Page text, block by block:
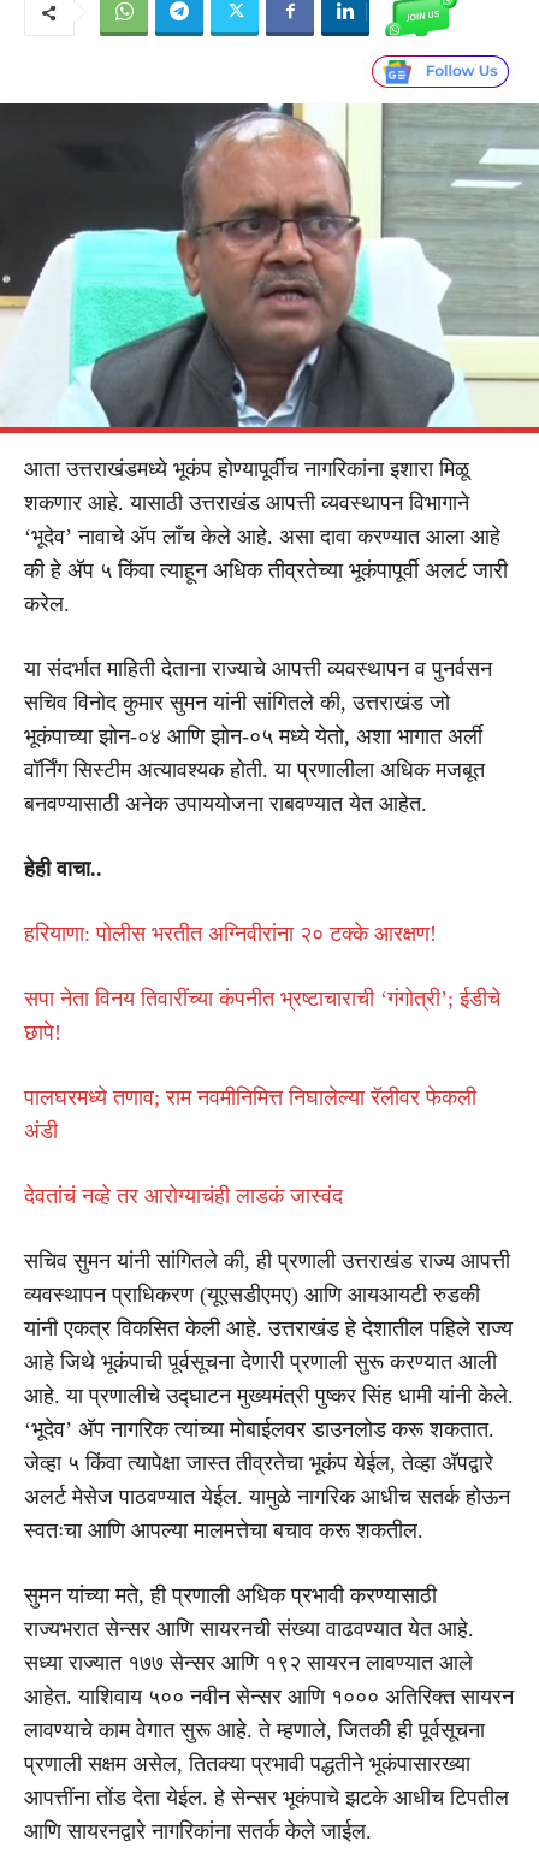
आता उत्तराखंडमध्ये भूकंप होण्यापूर्वीच नागरिकांना इशारा मिळू
शकणार आहे. यासाठी उत्तराखंड आपत्ती व्यवस्थापन विभागाने
‘भूदेव’ नावाचे अ‍ॅप लाँच केले आहे. असा दावा करण्यात आला आहे
की हे अ‍ॅप ५ किंवा त्याहून अधिक तीव्रतेच्या भूकंपापूर्वी अलर्ट जारी
करेल.
या संदर्भात माहिती देताना राज्याचे आपत्ती व्यवस्थापन व पुनर्वसन
सचिव विनोद कुमार सुमन यांनी सांगितले की, उत्तराखंड जो
भूकंपाच्या झोन-०४ आणि झोन-०५ मध्ये येतो, अशा भागात अर्ली
वॉर्निंग सिस्टीम अत्यावश्यक होती. या प्रणालीला अधिक मजबूत
बनवण्यासाठी अनेक उपाययोजना राबवण्यात येत आहेत.
हेही वाचा..
हरियाणा: पोलीस भरतीत अग्निवीरांना २० टक्के आरक्षण!
सपा नेता विनय तिवारींच्या कंपनीत भ्रष्टाचाराची ‘गंगोत्री’; ईडीचे
छापे!
पालघरमध्ये तणाव; राम नवमीनिमित्त निघालेल्या रॅलीवर फेकली
अंडी
देवतांचं नव्हे तर आरोग्याचंही लाडकं जास्वंद
सचिव सुमन यांनी सांगितले की, ही प्रणाली उत्तराखंड राज्य आपत्ती
व्यवस्थापन प्राधिकरण (यूएसडीएमए) आणि आयआयटी रुडकी
यांनी एकत्र विकसित केली आहे. उत्तराखंड हे देशातील पहिले राज्य
आहे जिथे भूकंपाची पूर्वसूचना देणारी प्रणाली सुरू करण्यात आली
आहे. या प्रणालीचे उद्घाटन मुख्यमंत्री पुष्कर सिंह धामी यांनी केले.
‘भूदेव’ अ‍ॅप नागरिक त्यांच्या मोबाईलवर डाउनलोड करू शकतात.
जेव्हा ५ किंवा त्यापेक्षा जास्त तीव्रतेचा भूकंप येईल, तेव्हा अ‍ॅपद्वारे
अलर्ट मेसेज पाठवण्यात येईल. यामुळे नागरिक आधीच सतर्क होऊन
स्वतःचा आणि आपल्या मालमत्तेचा बचाव करू शकतील.
सुमन यांच्या मते, ही प्रणाली अधिक प्रभावी करण्यासाठी
राज्यभरात सेन्सर आणि सायरनची संख्या वाढवण्यात येत आहे.
सध्या राज्यात १७७ सेन्सर आणि १९२ सायरन लावण्यात आले
आहेत. याशिवाय ५०० नवीन सेन्सर आणि १००० अतिरिक्त सायरन
लावण्याचे काम वेगात सुरू आहे. ते म्हणाले, जितकी ही पूर्वसूचना
प्रणाली सक्षम असेल, तितक्या प्रभावी पद्धतीने भूकंपासारख्या
आपत्तींना तोंड देता येईल. हे सेन्सर भूकंपाचे झटके आधीच टिपतील
आणि सायरनद्वारे नागरिकांना सतर्क केले जाईल.